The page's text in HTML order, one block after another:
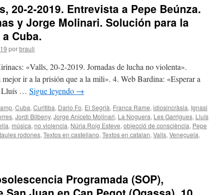
20-2-2019. Entrevista a Pepe Beúnza.
y Jorge Molinari. Solución para la
Cuba.
porbrauli
«Valls, 20-2-2019. Jornadas de lucha no violenta».
ir a la prisión que a la mili». 4. Web Bardina: «Esperar a
Lluís … Sigue leyendo →
, Cuba, Curitiba, Dario Fo, El Segrià, Franca Rame, idiosincràsia, Ignasi
, Jordi Bilbeny, Jorge Aniceto Molinari, La Noguera, Les Garrigues, Lluís
, música, no violencia, Núria Roig Esteve, objecció de consciència, Pepe
taules rodones, Textos en castellano, Textos en catalan, Valls, Veneçuela,
Programada (SOP),